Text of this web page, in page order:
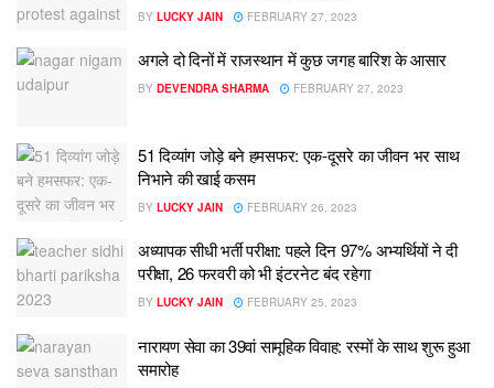
BY LUCKY JAIN FEBRUARY 27, 2023
अगले दो दिनों में राजस्थान में कुछ जगह बारिश के आसार
BY DEVENDRA SHARMA FEBRUARY 27, 2023
51 दिव्यांग जोड़े बने हमसफर: एक-दूसरे का जीवन भर साथ
निभाने की खाई कसम
BY LUCKY JAIN FEBRUARY 26, 2023
अध्यापक सीधी भर्ती परीक्षा: पहले दिन 97% अभ्यर्थियों ने दी
परीक्षा, 26 फरवरी को भी इंटरनेट बंद रहेगा
BY LUCKY JAIN FEBRUARY 25, 2023
नारायण सेवा का 39वां सामूहिक विवाह: रस्मों के साथ शुरू हुआ
समारोह